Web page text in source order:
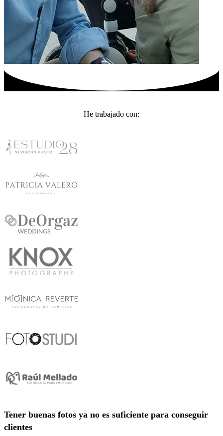
He trabajado con:
Tener buenas fotos ya no es suficiente para conseguir
clientes